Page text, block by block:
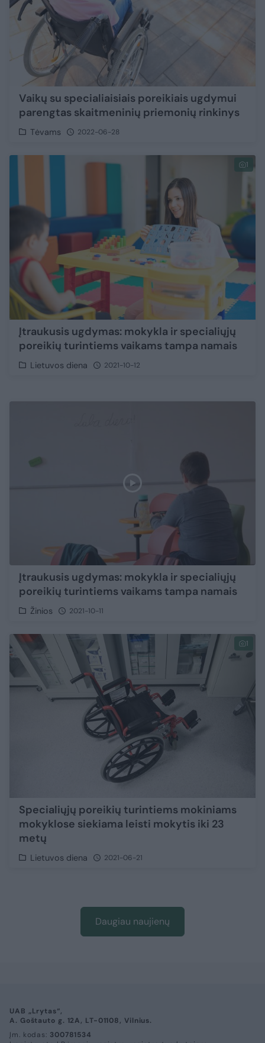
Vaikų su specialiaisiais poreikiais ugdymui
parengtas skaitmeninių priemonių rinkinys
Tėvams 2022-06-28
1
Įtraukusis ugdymas: mokykla ir specialiųjų
poreikių turintiems vaikams tampa namais
Lietuvos diena 2021-10-12
Įtraukusis ugdymas: mokykla ir specialiųjų
poreikių turintiems vaikams tampa namais
Žinios 2021-10-11
1
Specialiųjų poreikių turintiems mokiniams
mokyklose siekiama leisti mokytis iki 23
metų
Lietuvos diena 2021-06-21
Daugiau naujienų
UAB „Lrytas“,
A. Goštauto g. 12A, LT-01108, Vilnius.
Įm. kodas: 300781534